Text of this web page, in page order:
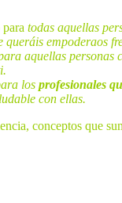
todas aquellas
queráis empoderaos
aquellas personas
los profesionales
mi